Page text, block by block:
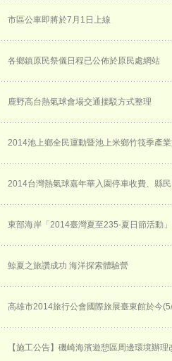
市區公車即將於7月1日上線
各鄉鎮原民祭儀日程已公佈於原民處網站
鹿野高台熱氣球會場交通接駁方式整理
2014池上鄉全民運動暨池上米鄉竹筏季產
2014台灣熱氣球嘉年華入園停車收費、縣
東部海岸「2014臺灣夏至235-夏日節活動
鯨夏之旅讚成功 海洋探索體驗營
高雄市2014旅行公會國際旅展臺東館於今
【施工公告】磯崎海濱遊憩區周邊環境辦理